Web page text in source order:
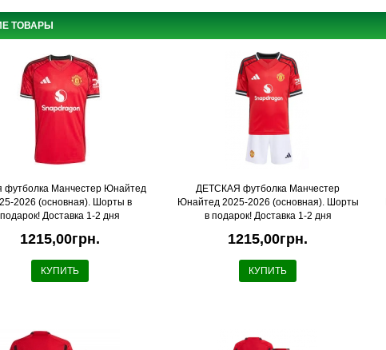
ТОВАРЫ
футболка Манчестер Юнайтед
2026 (основная). Шорты в
подарок! Доставка 1-2 дня
1215,00грн.
КУПИТЬ
ДЕТСКАЯ футболка Манчестер
Юнайтед 2025-2026 (основная). Шорты
в подарок! Доставка 1-2 дня
1215,00грн.
КУПИТЬ